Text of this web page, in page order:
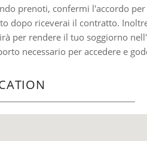
prenoti, confermi l'accordo
dopo riceverai il contratto.
per rendere il tuo soggiorno
necessario per accedere e